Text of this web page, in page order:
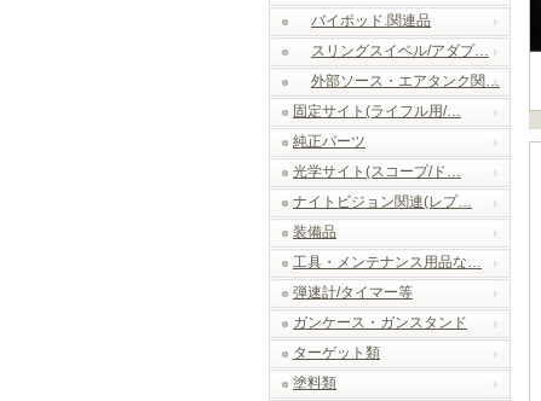
バイポッド.関連品
スリングスイベル/アダプ…
外部ソース・エアタンク関…
固定サイト(ライフル用/…
純正パーツ
光学サイト(スコープ/ド…
ナイトビジョン関連(レプ…
装備品
工具・メンテナンス用品な…
弾速計/タイマー等
ガンケース・ガンスタンド
ターゲット類
塗料類